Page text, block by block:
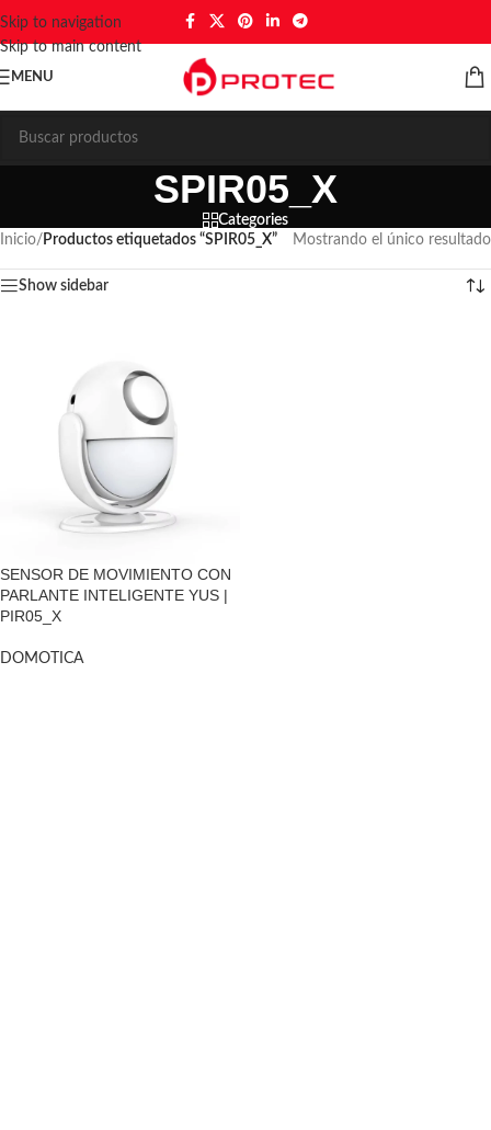
Skip to navigation
Skip to main content
MENU
SPIR05_X
Categories
Inicio/ Productos etiquetados “SPIR05_X” Mostrando el único resultado
Show sidebar
SENSOR DE MOVIMIENTO CON
PARLANTE INTELIGENTE YUS |
PIR05_X
DOMOTICA